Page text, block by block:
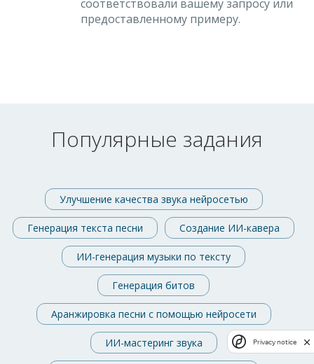
соответствовали вашему запросу или
предоставленному примеру.
Популярные задания
Улучшение качества звука нейросетью
Генерация текста песни Создание ИИ-кавера
ИИ-генерация музыки по тексту
Генерация битов
Аранжировка песни с помощью нейросети
ИИ-мастеринг звука Privacy notice